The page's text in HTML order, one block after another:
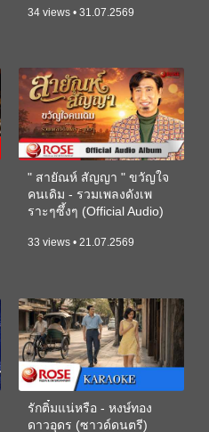
34 views • 31.07.2569
" สายัณห์ สัญญา " ขวัญใจ
คนเดิม - รวมเพลงดังเพ
ราะๆซึ้งๆ (Official Audio)
33 views • 21.07.2569
รักติ๋มแน่หรือ - หงษ์ทอง
ดาวอุดร (ซาวด์ดนตรี)